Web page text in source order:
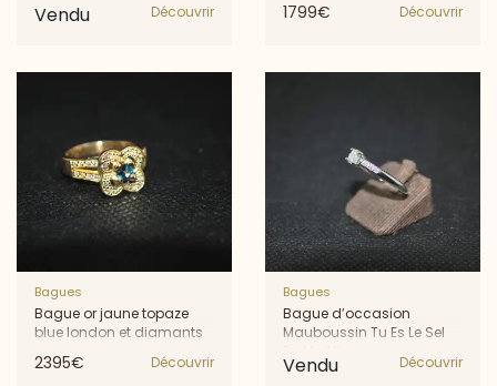
Vendu Découvrir 1799€ Découvrir
Bagues
Bague or jaune topaze
blue london et diamants
2395€ Découvrir
Bagues
Bague d’occasion
Mauboussin Tu Es Le Sel
Vendu Découvrir